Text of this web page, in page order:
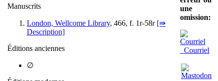
Manuscrits
London, Wellcome Library, 466, f. 1r-58r [⇛
Description]
Éditions anciennes
∅
une
omission:
Courriel